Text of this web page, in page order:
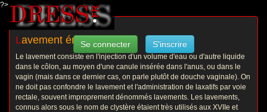
?>
Se connecter S'inscrire
Lavement érotique
Le lavement consiste en l'injection d'un volume d'eau ou d'autre liquide
dans le côlon, au moyen d'une canule insérée dans l'anus, ou dans le
vagin (mais dans ce dernier cas, on parle plutôt de douche vaginale). On
ne doit pas confondre le lavement et l'administration de laxatifs par voie
rectale, souvent improprement dénommés lavements. Les lavements,
connus alors sous le nom de clystère étaient très utilisés aux XVIIe et